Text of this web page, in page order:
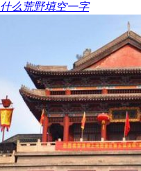
​什么荒野填空一字